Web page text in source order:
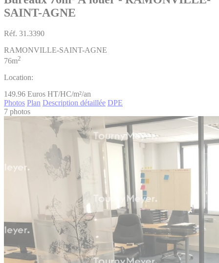
SAINT-AGNE
Réf. 31.3390
RAMONVILLE-SAINT-AGNE
76m2
Location:
149.96 Euros HT/HC/m²/an
Photos Plan Description détaillée DPE
7 photos